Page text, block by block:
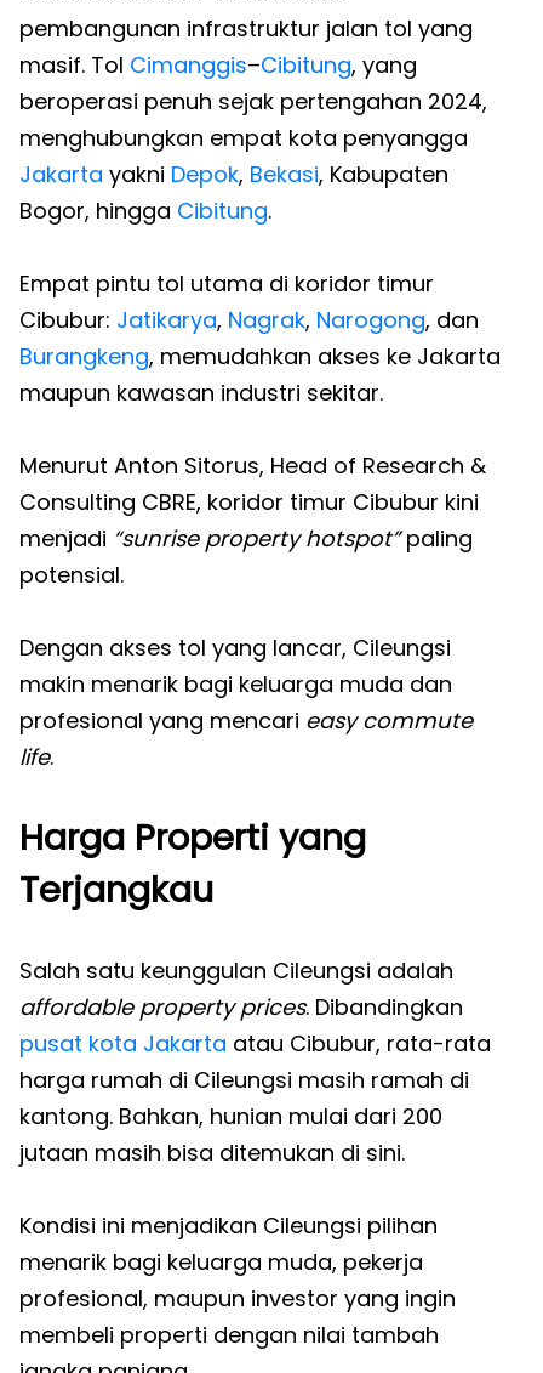
pembangunan infrastruktur jalan tol yang
masif. Tol Cimanggis–Cibitung, yang
beroperasi penuh sejak pertengahan 2024,
menghubungkan empat kota penyangga
Jakarta yakni Depok, Bekasi, Kabupaten
Bogor, hingga Cibitung.
Empat pintu tol utama di koridor timur
Cibubur: Jatikarya, Nagrak, Narogong, dan
Burangkeng, memudahkan akses ke Jakarta
maupun kawasan industri sekitar.
Menurut Anton Sitorus, Head of Research &
Consulting CBRE, koridor timur Cibubur kini
menjadi “sunrise property hotspot”paling
potensial.
Dengan akses tol yang lancar, Cileungsi
makin menarik bagi keluarga muda dan
profesional yang mencari easy commute
life.
Harga Properti yang
Terjangkau
Salah satu keunggulan Cileungsi adalah
affordable property prices. Dibandingkan
pusat kota Jakarta atau Cibubur, rata-rata
harga rumah di Cileungsi masih ramah di
kantong. Bahkan, hunian mulai dari 200
jutaan masih bisa ditemukan di sini.
Kondisi ini menjadikan Cileungsi pilihan
menarik bagi keluarga muda, pekerja
profesional, maupun investor yang ingin
membeli properti dengan nilai tambah